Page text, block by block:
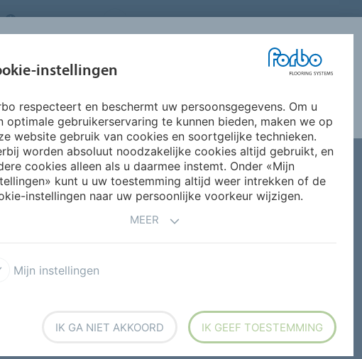
NETHERLANDS
SEGMENTEN
INSPIRATIE &
REFERENTIES
DUURZAAMHEID
INSTALLATIE &
ONDERHOUD
instellingen
respecteert en beschermt uw persoonsgegevens. Om u
optimale gebruikerservaring te kunnen bieden, maken we op
website gebruik van cookies en soortgelijke technieken.
worden absoluut noodzakelijke cookies altijd gebruikt, en
cookies alleen als u daarmee instemt. Onder «Mijn
kunt u uw toestemming altijd weer intrekken of de
instellingen naar uw persoonlijke voorkeur wijzigen.
MEER
Mijn instellingen
IK GA NIET AKKOORD IK GEEF TOESTEMMING